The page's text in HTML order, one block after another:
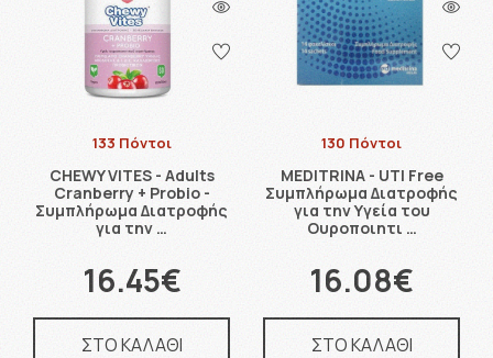
133 Πόντοι
CHEWY VITES - Adults
Cranberry + Probio -
Συμπλήρωμα Διατροφής
για την …
16.45€
ΣΤΟ ΚΑΛΑΘΙ
130 Πόντοι
MEDITRINA - UTI Free
Συμπλήρωμα Διατροφής
για την Υγεία του
Ουροποιητι …
16.08€
ΣΤΟ ΚΑΛΑΘΙ